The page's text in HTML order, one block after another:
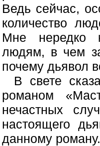
Ведь сейчас,
количество
Мне нередко
людям, в чем
почему дьявол
В свете
романом
нечастных
настоящего
данному роману.